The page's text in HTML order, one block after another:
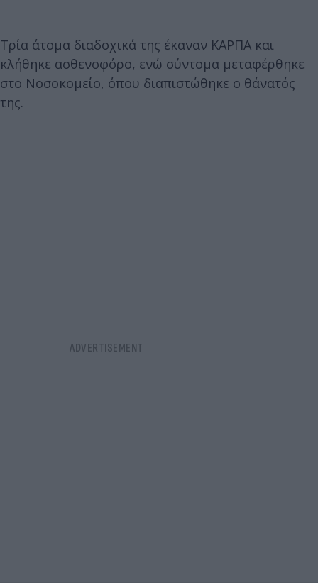
Τρία άτομα διαδοχικά της έκαναν ΚΑΡΠΑ και
κλήθηκε ασθενοφόρο, ενώ σύντομα μεταφέρθηκε
στο Νοσοκομείο, όπου διαπιστώθηκε ο θάνατός
της.